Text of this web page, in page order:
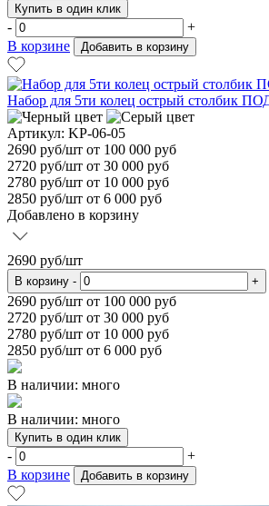
Купить в один клик
-
+
В корзине
Добавить в корзину
Набор для 5ти колец острый столбик
Артикул: KP-06-05
2690 руб/шт от 100 000 руб
2720 руб/шт от 30 000 руб
2780 руб/шт от 10 000 руб
2850 руб/шт от 6 000 руб
Добавлено в корзину
2690 руб/шт
В корзину - +
2690 руб/шт от 100 000 руб
2720 руб/шт от 30 000 руб
2780 руб/шт от 10 000 руб
2850 руб/шт от 6 000 руб
В наличии: много
В наличии: много
Купить в один клик
-
+
В корзине
Добавить в корзину